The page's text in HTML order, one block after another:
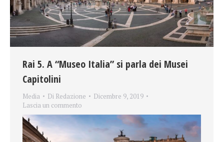
Rai 5. A “Museo Italia” si parla dei Musei
Capitolini
Media Di Redazione
Dicembre 9, 2019
Lascia un commento